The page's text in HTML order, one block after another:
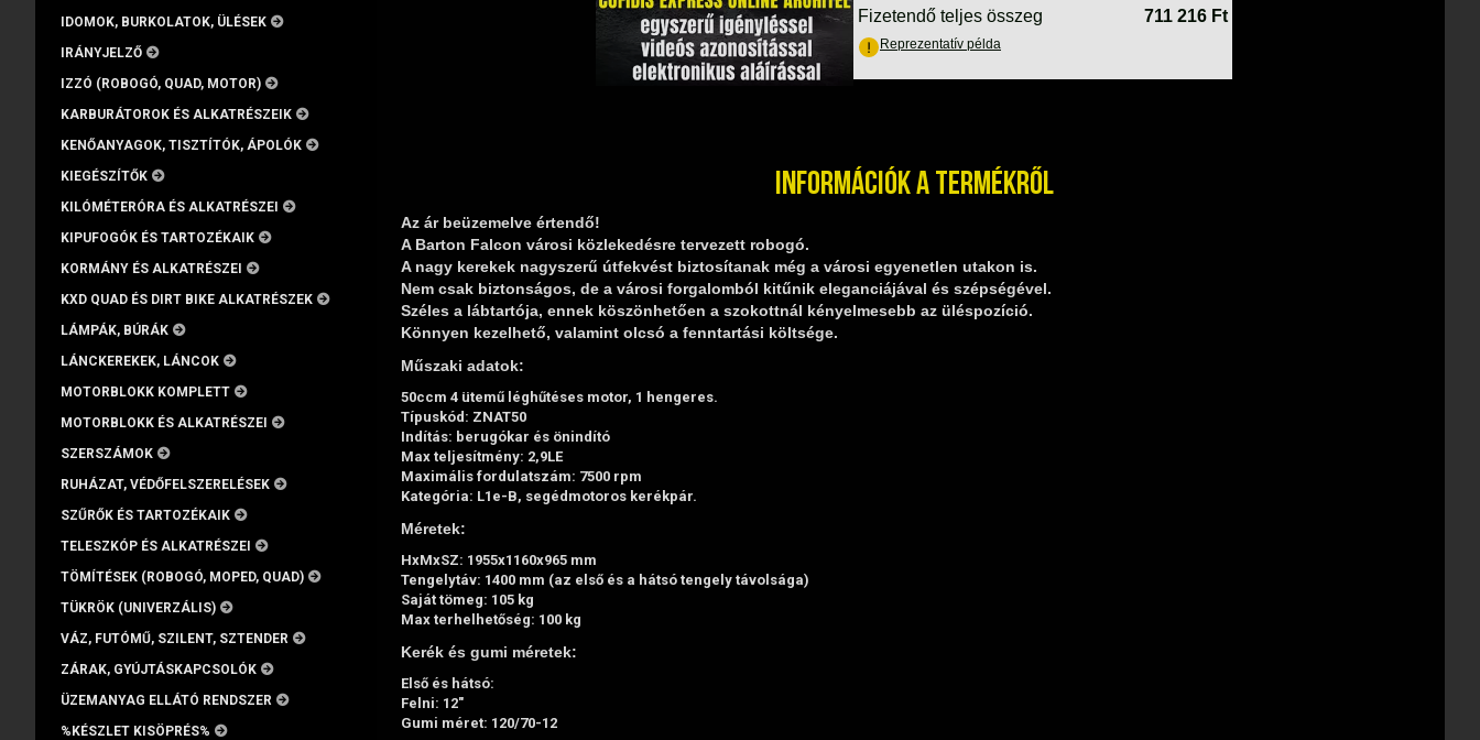
IDOMOK, BURKOLATOK, ÜLÉSEK
IRÁNYJELZŐ
IZZÓ (ROBOGÓ, QUAD, MOTOR)
KARBURÁTOROK ÉS ALKATRÉSZEIK
KENŐANYAGOK, TISZTÍTÓK, ÁPOLÓK
KIEGÉSZÍTŐK
KILÓMÉTERÓRA ÉS ALKATRÉSZEI
KIPUFOGÓK ÉS TARTOZÉKAIK
KORMÁNY ÉS ALKATRÉSZEI
KXD QUAD ÉS DIRT BIKE ALKATRÉSZEK
LÁMPÁK, BÚRÁK
LÁNCKEREKEK, LÁNCOK
MOTORBLOKK KOMPLETT
MOTORBLOKK ÉS ALKATRÉSZEI
SZERSZÁMOK
RUHÁZAT, VÉDŐFELSZERELÉSEK
SZŰRŐK ÉS TARTOZÉKAIK
TELESZKÓP ÉS ALKATRÉSZEI
TÖMÍTÉSEK (ROBOGÓ, MOPED, QUAD)
TÜKRÖK (UNIVERZÁLIS)
VÁZ, FUTÓMŰ, SZILENT, SZTENDER
ZÁRAK, GYÚJTÁSKAPCSOLÓK
ÜZEMANYAG ELLÁTÓ RENDSZER
%KÉSZLET KISÖPRÉS%
Információk a termékről
Az ár beüzemelve értendő!
A Barton Falcon városi közlekedésre tervezett robogó.
A nagy kerekek nagyszerű útfekvést biztosítanak még a városi egyenetlen utakon is.
Nem csak biztonságos, de a városi forgalomból kitűnik eleganciájával és szépségével.
Széles a lábtartója, ennek köszönhetően a szokottnál kényelmesebb az üléspozíció.
Könnyen kezelhető, valamint olcsó a fenntartási költsége.
Műszaki adatok:
50ccm 4 ütemű léghűtéses motor, 1 hengeres.
Típuskód: ZNAT50
Indítás: berugókar és önindító
Max teljesítmény: 2,9LE
Maximális fordulatszám: 7500 rpm
Kategória: L1e-B, segédmotoros kerékpár.
Méretek:
HxMxSZ: 1955x1160x965 mm
Tengelytáv: 1400 mm (az első és a hátsó tengely távolsága)
Saját tömeg: 105 kg
Max terhelhetőség: 100 kg
Kerék és gumi méretek:
Első és hátsó:
Felni: 12"
Gumi méret: 120/70-12